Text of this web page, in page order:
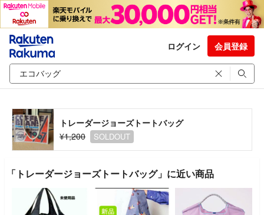
ログイン 会員登録
トレーダージョーズトートバッグ
¥1,200
SOLDOUT
「トレーダージョーズトートバッグ」に近い商品